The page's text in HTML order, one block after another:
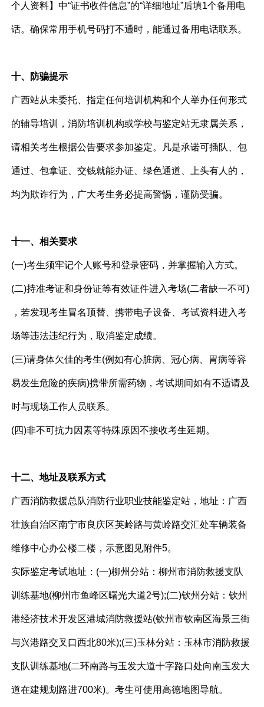
个人资料】中“证书收件信息”的“详细地址”后填1个备用电
话。确保常用手机号码打不通时，能通过备用电话联系。
十、防骗提示
广西站从未委托、指定任何培训机构和个人举办任何形式
的辅导培训，消防培训机构或学校与鉴定站无隶属关系，
请相关考生根据公告要求参加鉴定。凡是承诺可插队、包
通过、包拿证、交钱就能办证、绿色通道、上头有人的，
均为欺诈行为，广大考生务必提高警惕，谨防受骗。
十一、相关要求
(一)考生须牢记个人账号和登录密码，并掌握输入方式。
(二)持准考证和身份证等有效证件进入考场(二者缺一不可)
，若发现考生冒名顶替、携带电子设备、考试资料进入考
场等违法违纪行为，取消鉴定成绩。
(三)请身体欠佳的考生(例如有心脏病、冠心病、胃病等容
易发生危险的疾病)携带所需药物，考试期间如有不适请及
时与现场工作人员联系。
(四)非不可抗力因素等特殊原因不接收考生延期。
十二、地址及联系方式
广西消防救援总队消防行业职业技能鉴定站，地址：广西
壮族自治区南宁市良庆区英岭路与黄岭路交汇处车辆装备
维修中心办公楼二楼，示意图见附件5。
实际鉴定考试地址：(一)柳州分站：柳州市消防救援支队
训练基地(柳州市鱼峰区曙光大道2号);(二)钦州分站：钦州
港经济技术开发区港城消防救援站(钦州市钦南区海景三街
与兴港路交叉口西北80米);(三)玉林分站：玉林市消防救援
支队训练基地(二环南路与玉发大道十字路口处向南玉发大
道在建规划路进700米)。考生可使用高德地图导航。